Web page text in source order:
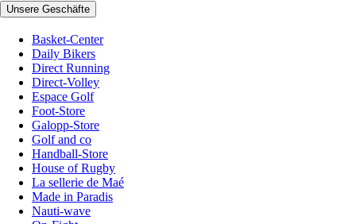
Unsere Geschäfte
Basket-Center
Daily Bikers
Direct Running
Direct-Volley
Espace Golf
Foot-Store
Galopp-Store
Golf and co
Handball-Store
House of Rugby
La sellerie de Maé
Made in Paradis
Nauti-wave